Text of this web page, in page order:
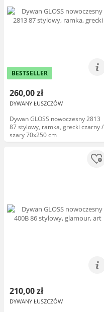
BESTSELLER
260,00 zł
DYWANY ŁUSZCZÓW
Dywan GLOSS nowoczesny 2813
87 stylowy, ramka, grecki czarny /
szary 70x250 cm
210,00 zł
DYWANY ŁUSZCZÓW